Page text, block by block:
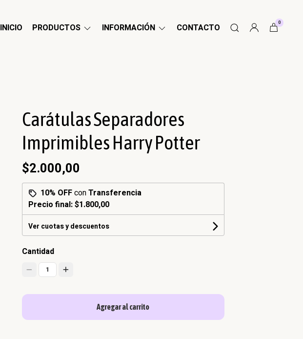
INICIO PRODUCTOS INFORMACIÓN CONTACTO 0
Carátulas Separadores
Imprimibles Harry Potter
$2.000,00
10% OFFconTransferencia
Precio final:$1.800,00
Ver cuotas y descuentos
Cantidad
1
Agregar al carrito